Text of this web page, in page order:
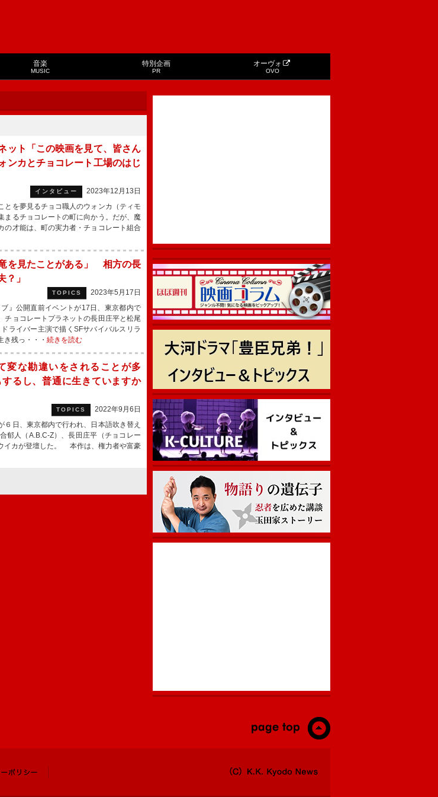
音楽
MUSIC
特別企画
PR
オーヴォ
OVO
ット「この映画を見て、皆さん
ンカとチョコレート工場のはじ
インタビュー
2023年12月13日
を夢見るチョコ職人のウォンカ（ティモ
まるチョコレートの町に向かう。だが、魔
の才能は、町の実力者・チョコレート組合
を見たことがある」 相方の長
？」
TOPICS
2023年5月17日
』公開直前イベントが17日、東京都内で
チョコレートプラネットの長田庄平と松尾
ライバー主演で描くSFサバイバルスリラ
き残っ・・・ 続きを読む
変な勘違いをされることが多
るし、普通に生きていますか
TOPICS
2022年9月6日
日、東京都内で行われ、日本語吹き替え
郁人（A.B.C-Z）、長田庄平（チョコレー
イカが登壇した。 本作は、権力者や富豪